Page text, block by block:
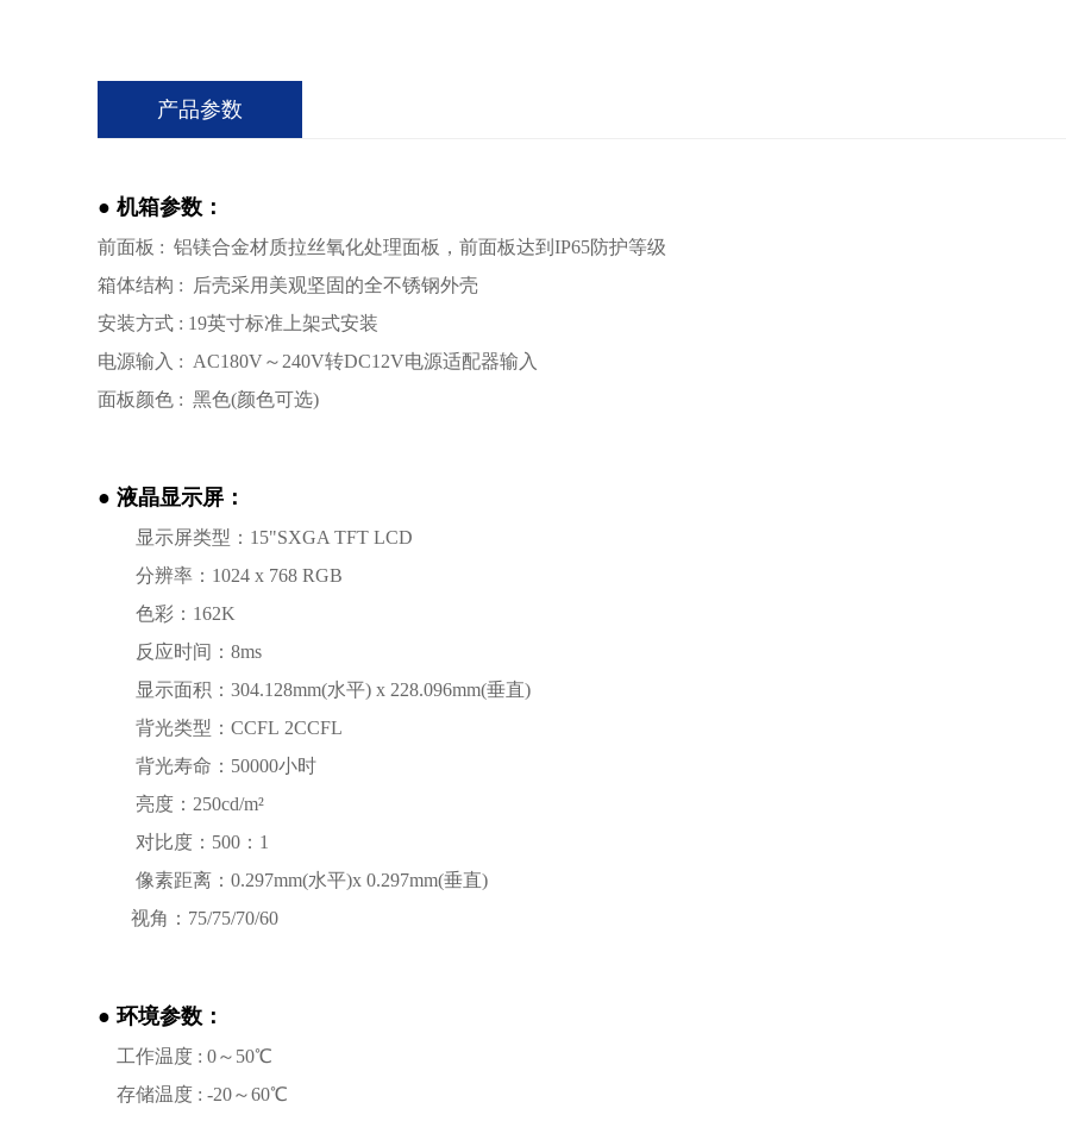
产品参数
● 机箱参数：
前面板 : 铝镁合金材质拉丝氧化处理面板，前面板达到IP65防护等级
箱体结构 : 后壳采用美观坚固的全不锈钢外壳
安装方式 : 19英寸标准上架式安装
电源输入 : AC180V～240V转DC12V电源适配器输入
面板颜色 : 黑色(颜色可选)
● 液晶显示屏：
显示屏类型：15"SXGA TFT LCD
分辨率：1024 x 768 RGB
色彩：162K
反应时间：8ms
显示面积：304.128mm(水平) x 228.096mm(垂直)
背光类型：CCFL 2CCFL
背光寿命：50000小时
亮度：250cd/m²
对比度：500：1
像素距离：0.297mm(水平)x 0.297mm(垂直)
视角：75/75/70/60
● 环境参数：
工作温度 : 0～50℃
存储温度 : -20～60℃